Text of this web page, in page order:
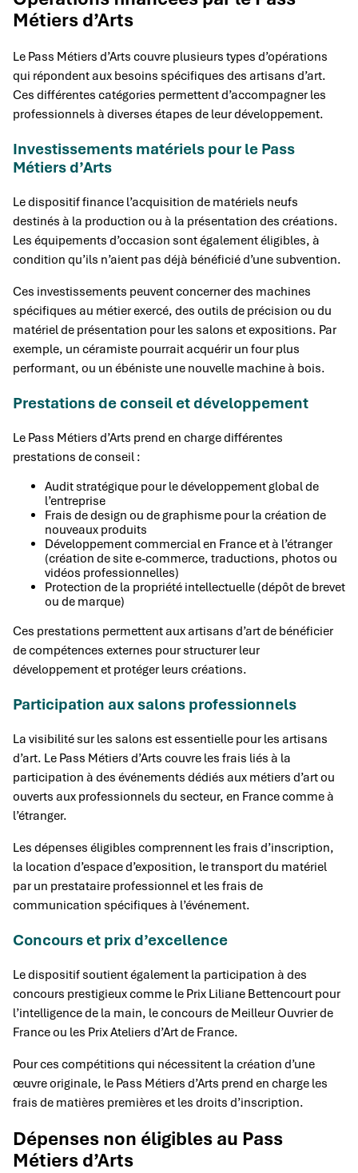
Métiers d’Arts
Le Pass Métiers d’Arts couvre plusieurs types d’opérations
qui répondent aux besoins spécifiques des artisans d’art.
Ces différentes catégories permettent d’accompagner les
professionnels à diverses étapes de leur développement.
Investissements matériels pour le Pass
Métiers d’Arts
Le dispositif finance l’acquisition de matériels neufs
destinés à la production ou à la présentation des créations.
Les équipements d’occasion sont également éligibles, à
condition qu’ils n’aient pas déjà bénéficié d’une subvention.
Ces investissements peuvent concerner des machines
spécifiques au métier exercé, des outils de précision ou du
matériel de présentation pour les salons et expositions. Par
exemple, un céramiste pourrait acquérir un four plus
performant, ou un ébéniste une nouvelle machine à bois.
Prestations de conseil et développement
Le Pass Métiers d’Arts prend en charge différentes
prestations de conseil :
Audit stratégique pour le développement global de
l’entreprise
Frais de design ou de graphisme pour la création de
nouveaux produits
Développement commercial en France et à l’étranger
(création de site e-commerce, traductions, photos ou
vidéos professionnelles)
Protection de la propriété intellectuelle (dépôt de brevet
ou de marque)
Ces prestations permettent aux artisans d’art de bénéficier
de compétences externes pour structurer leur
développement et protéger leurs créations.
Participation aux salons professionnels
La visibilité sur les salons est essentielle pour les artisans
d’art. Le Pass Métiers d’Arts couvre les frais liés à la
participation à des événements dédiés aux métiers d’art ou
ouverts aux professionnels du secteur, en France comme à
l’étranger.
Les dépenses éligibles comprennent les frais d’inscription,
la location d’espace d’exposition, le transport du matériel
par un prestataire professionnel et les frais de
communication spécifiques à l’événement.
Concours et prix d’excellence
Le dispositif soutient également la participation à des
concours prestigieux comme le Prix Liliane Bettencourt pour
l’intelligence de la main, le concours de Meilleur Ouvrier de
France ou les Prix Ateliers d’Art de France.
Pour ces compétitions qui nécessitent la création d’une
œuvre originale, le Pass Métiers d’Arts prend en charge les
frais de matières premières et les droits d’inscription.
Dépenses non éligibles au Pass
Métiers d’Arts